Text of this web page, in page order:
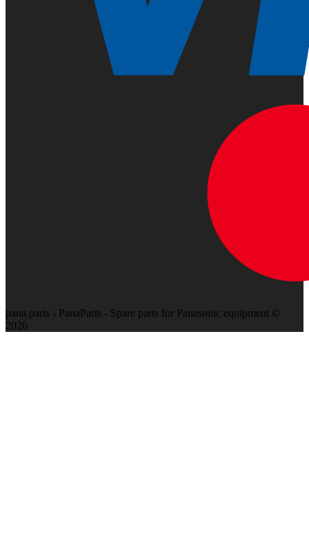
pana.parts - PanaParts - Spare parts for Panasonic equipment ©
2026